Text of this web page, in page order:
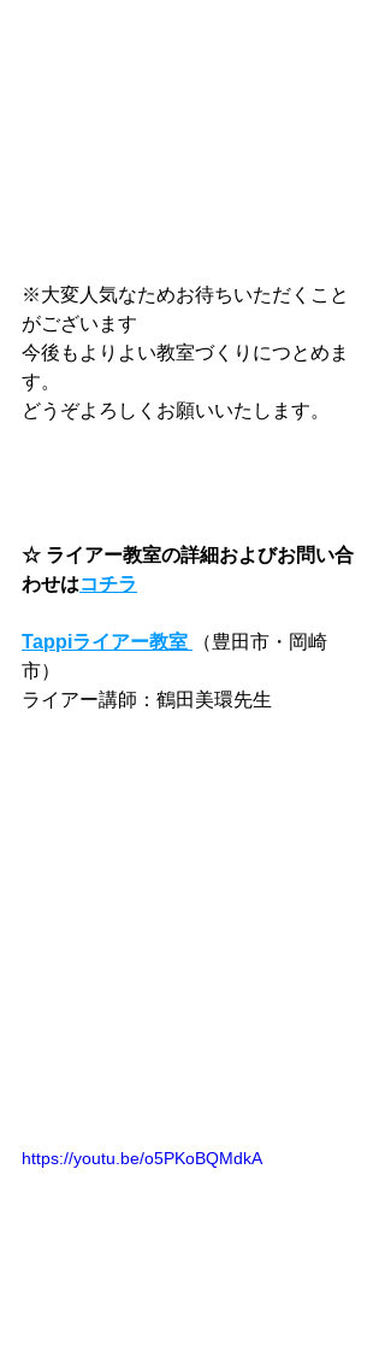
※大変人気なためお待ちいただくこと
がございます
今後もよりよい教室づくりにつとめま
す。
どうぞよろしくお願いいたします。
☆ ライアー教室の詳細およびお問い合
わせはコチラ
Tappiライアー教室
（豊田市・岡崎
市）
ライアー講師：鶴田美環先生
https://youtu.be/o5PKoBQMdkA